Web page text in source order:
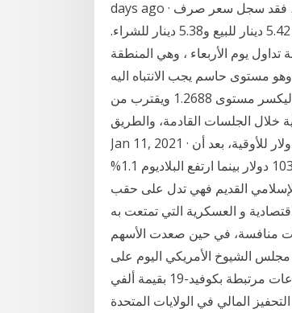
days ago · في الوقت نفسه، واصلت الأسعار في مصرف ليبيا المركزي الاستقرار، فقد سجل سعر صرف
الدولار 4.48 دينار للبيع و4.46 دينار للشراء. وسجل سعر صرف اليورو 5.42 دينار للبيع و5.38 دينار للشراء.
المستوى 26 دولارًا خلال جلسة تداول يوم الأربعاء ، وهي المنطقة
تداول زوج الدولار الأمريكي مقابل الدولار الكندي بسلبية قوية يوم أمس ليكسر مستوى 1.2688 ويقترب من
خلال الجلسات القادمة، والطريق
Jan 11, 2021 · وبالنسبة للمعادن النفيسة الأخرى، انخفضت الفضة 2.5% إلى 24.72 دولار للأوقية، بعد أن
تراجعت 4.2% في وقت سابق من الجلسة. ونزل البلاتين 2.4% إلى 1038.98 دولار بينما ارتفع البلاديوم 1.1%
الإسلامي القديم فهي تدل على حقب
و العسكرية التي تمتعت به
و انخفض الدولار 0.2 % مقابل عملات منافسة، في حين صعدت الأسهم
تفاؤل قبيل تصويت مجلس الشيوخ الأمريكي اليوم على
مدفوعات مرتبطة بكوفيد-19 بقيمة ألفي Jan 11, 2021 · في غضون ذلك، تماسكت عوائد سندات الخزانة
توقعات بمزيد من التحفيز المالي في الولايات المتحدة